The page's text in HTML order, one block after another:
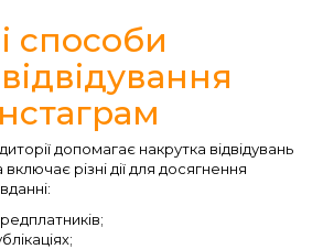
способи
допомагає накрутка відвідувань
різні дії для досягнення